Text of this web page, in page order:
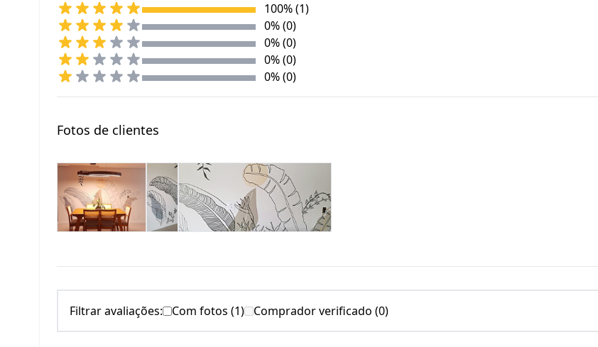
100% (1)
0% (0)
0% (0)
0% (0)
0% (0)
Fotos de clientes
Filtrar avaliações: Com fotos (1) Comprador verificado (0)